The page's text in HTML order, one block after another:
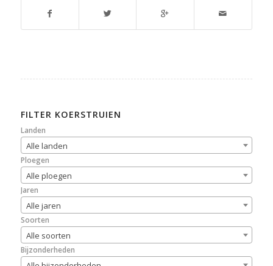
FILTER KOERSTRUIEN
Landen
Alle landen
Ploegen
Alle ploegen
Jaren
Alle jaren
Soorten
Alle soorten
Bijzonderheden